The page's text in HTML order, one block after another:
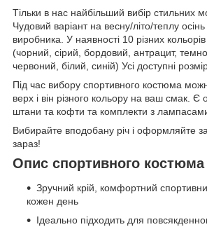
Тільки в нас найбільший вибір стильних
Чудовий варіант на весну/літо/теплу
виробника. У наявності 10 різних кольорів
(чорний, сірий, бордовий, антрацит,
червоний, білий, синій) Усі доступні
Під час вибору спортивного костюма
верх і він різного кольору на ваш смак. Є
штани та кофти та комплекти з
Вибирайте вподобану річ і оформляйте
зараз!
Опис спортивного костюма
Зручний крій, комфортний
кожен день
Ідеально підходить для